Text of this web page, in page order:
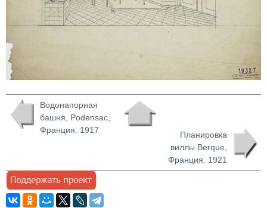
Водонапорная
башня, Podensac,
Франция. 1917
Планировка
виллы Berque,
Франция. 1921